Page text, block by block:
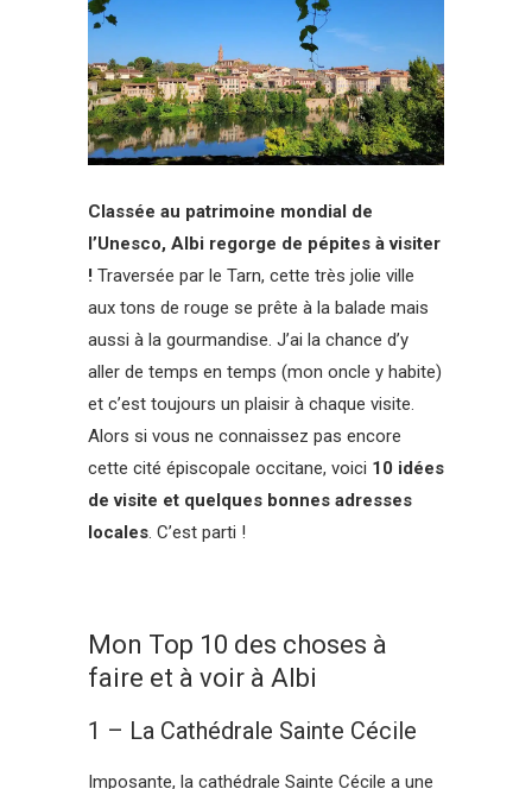
Classée au patrimoine mondial de
l’Unesco, Albi regorge de pépites à visiter
! Traversée par le Tarn, cette très jolie ville
aux tons de rouge se prête à la balade mais
aussi à la gourmandise. J’ai la chance d’y
aller de temps en temps (mon oncle y habite)
et c’est toujours un plaisir à chaque visite.
Alors si vous ne connaissez pas encore
cette cité épiscopale occitane, voici 10 idées
de visite et quelques bonnes adresses
locales. C’est parti !
Mon Top 10 des choses à
faire et à voir à Albi
1 – La Cathédrale Sainte Cécile
Imposante, la cathédrale Sainte Cécile a une